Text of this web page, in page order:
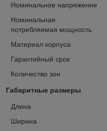
Номинальное напряжение
Номинальная
потребляемая мощность
Материал корпуса
Гарантийный срок
Количество зон
Габаритные размеры
Длина
Ширина